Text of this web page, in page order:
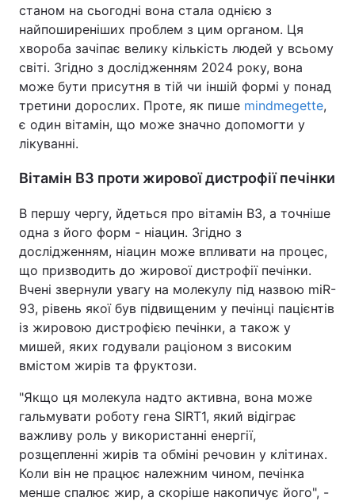
станом на сьогодні вона стала однією з
найпоширеніших проблем з цим органом. Ця
хвороба зачіпає велику кількість людей у всьому
світі. Згідно з дослідженням 2024 року, вона
може бути присутня в тій чи іншій формі у понад
третини дорослих. Проте, як пише mindmegette,
є один вітамін, що може значно допомогти у
лікуванні.
Вітамін B3 проти жирової дистрофії печінки
В першу чергу, йдеться про вітамін B3, а точніше
одна з його форм - ніацин. Згідно з
дослідженням, ніацин може впливати на процес,
що призводить до жирової дистрофії печінки.
Вчені звернули увагу на молекулу під назвою miR-
93, рівень якої був підвищеним у печінці пацієнтів
із жировою дистрофією печінки, а також у
мишей, яких годували раціоном з високим
вмістом жирів та фруктози.
"Якщо ця молекула надто активна, вона може
гальмувати роботу гена SIRT1, який відіграє
важливу роль у використанні енергії,
розщепленні жирів та обміні речовин у клітинах.
Коли він не працює належним чином, печінка
менше спалює жир, а скоріше накопичує його", -